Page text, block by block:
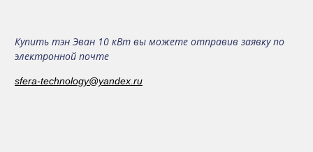
Купить тэн Эван 10 кВт вы можете отправив заявку по
электронной почте
sfera-technology@yandex.ru